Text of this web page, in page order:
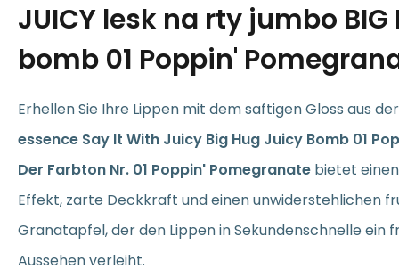
JUICY lesk na rty jumbo BIG
bomb 01 Poppin'
Erhellen Sie Ihre Lippen mit dem saftigen Gloss aus
essence Say It With Juicy Big Hug Juicy Bomb 01
Der Farbton Nr. 01 Poppin' Pomegranate bietet
Effekt, zarte Deckkraft und einen unwiderstehlichen
Granatapfel, der den Lippen in Sekundenschnelle ein
Aussehen verleiht.